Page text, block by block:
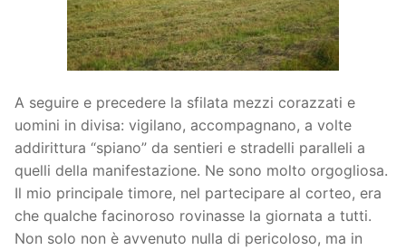
A seguire e precedere la sfilata mezzi corazzati e
uomini in divisa: vigilano, accompagnano, a volte
addirittura “spiano” da sentieri e stradelli paralleli a
quelli della manifestazione. Ne sono molto orgogliosa.
Il mio principale timore, nel partecipare al corteo, era
che qualche facinoroso rovinasse la giornata a tutti.
Non solo non è avvenuto nulla di pericoloso, ma in